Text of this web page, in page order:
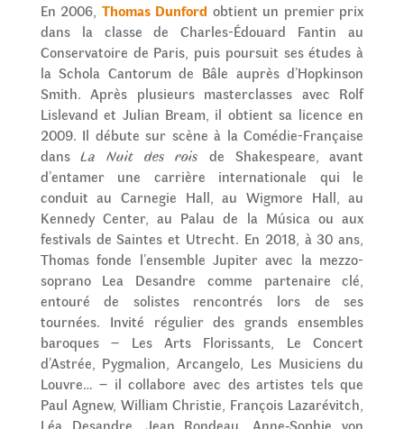
En 2006, Thomas Dunford obtient un premier prix
dans la classe de Charles-Édouard Fantin au
Conservatoire de Paris, puis poursuit ses études à
la Schola Cantorum de Bâle auprès d’Hopkinson
Smith. Après plusieurs masterclasses avec Rolf
Lislevand et Julian Bream, il obtient sa licence en
2009. Il débute sur scène à la Comédie-Française
dansLa Nuit des rois de Shakespeare, avant
d’entamer une carrière internationale qui le
conduit au Carnegie Hall, au Wigmore Hall, au
Kennedy Center, au Palau de la Música ou aux
festivals de Saintes et Utrecht. En 2018, à 30 ans,
Thomas fonde l’ensemble Jupiter avec la mezzo-
soprano Lea Desandre comme partenaire clé,
entouré de solistes rencontrés lors de ses
tournées. Invité régulier des grands ensembles
baroques – Les Arts Florissants, Le Concert
d’Astrée, Pygmalion, Arcangelo, Les Musiciens du
Louvre… – il collabore avec des artistes tels que
Paul Agnew, William Christie, François Lazarévitch,